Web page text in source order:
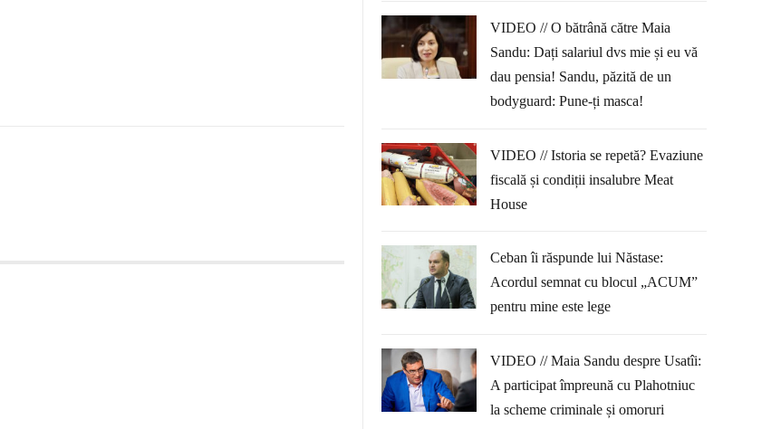
VIDEO // O bătrână către Maia
Sandu: Dați salariul dvs mie și eu vă
dau pensia! Sandu, păzită de un
bodyguard: Pune-ți masca!
VIDEO // Istoria se repetă? Evaziune
fiscală și condiții insalubre Meat
House
Ceban îi răspunde lui Năstase:
Acordul semnat cu blocul „ACUM”
pentru mine este lege
VIDEO // Maia Sandu despre Usatîi:
A participat împreună cu Plahotniuc
la scheme criminale și omoruri